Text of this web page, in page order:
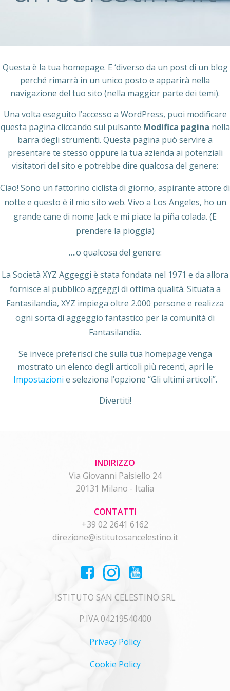
Questa è la tua homepage. E ‘diverso da un post di un blog
perché rimarrà in un unico posto e apparirà nella
navigazione del tuo sito (nella maggior parte dei temi).
Una volta eseguito l’accesso a WordPress, puoi modificare
questa pagina cliccando sul pulsante Modifica pagina nella
barra degli strumenti. Questa pagina può servire a
presentare te stesso oppure la tua azienda ai potenziali
visitatori del sito e potrebbe dire qualcosa del genere:
Ciao! Sono un fattorino ciclista di giorno, aspirante attore di
notte e questo è il mio sito web. Vivo a Los Angeles, ho un
grande cane di nome Jack e mi piace la piña colada. (E
prendere la pioggia)
….o qualcosa del genere:
La Società XYZ Aggeggi è stata fondata nel 1971 e da allora
fornisce al pubblico aggeggi di ottima qualità. Situata a
Fantasilandia, XYZ impiega oltre 2.000 persone e realizza
ogni sorta di aggeggio fantastico per la comunità di
Fantasilandia.
Se invece preferisci che sulla tua homepage venga
mostrato un elenco degli articoli più recenti, apri le
Impostazioni e seleziona l’opzione “Gli ultimi articoli”.
Divertiti!
INDIRIZZO
Via Giovanni Paisiello 24
20131 Milano - Italia
CONTATTI
+39 02 2641 6162
direzione@istitutosancelestino.it
ISTITUTO SAN CELESTINO SRL
P.IVA 04219540400
Privacy Policy
Cookie Policy